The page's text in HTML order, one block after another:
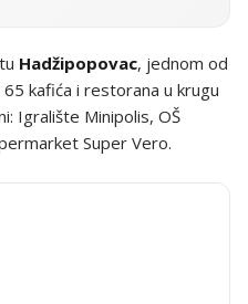
Hadžipopovac, jednom od
kafića i restorana u krugu
Igralište Minipolis, OŠ
Super Vero.